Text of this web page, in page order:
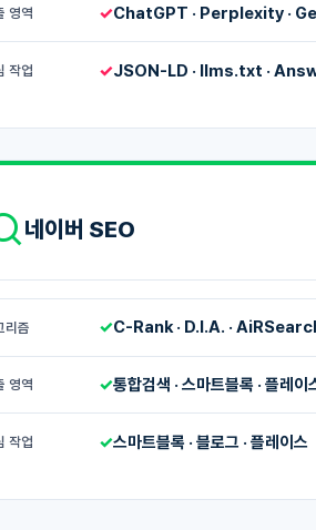
영역 ✓ChatGPT · Perplexity ·
작업 ✓JSON-LD · llms.txt ·
네이버 SEO
리즘 ✓C-Rank · D.I.A. ·
영역 ✓통합검색 · 스마트블록 · 플레이
작업 ✓스마트블록 · 블로그 · 플레이스